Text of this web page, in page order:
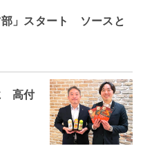
部」スタート ソースと
高付